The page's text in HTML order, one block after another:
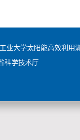
业大学太阳能高效利用
科学技术厅